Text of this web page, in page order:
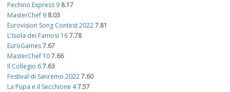
Pechino Express 9 8.17
MasterChef 9 8.03
Eurovision Song Contest 20227.81
L'Isola dei Famosi 167.78
EuroGames7.67
MasterChef 107.66
Il Collegio 67.63
Festival di Sanremo 20227.60
La Pupa e il Secchione 47.57